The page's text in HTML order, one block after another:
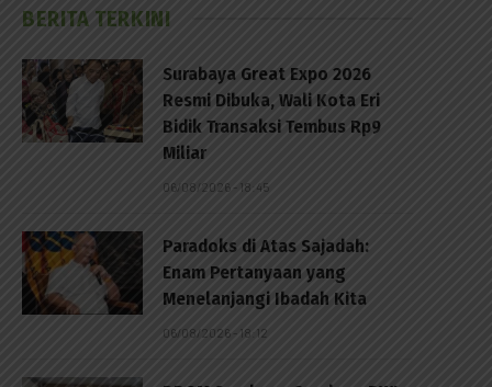
BERITA TERKINI
Surabaya Great Expo 2026
Resmi Dibuka, Wali Kota Eri
Bidik Transaksi Tembus Rp9
Miliar
06/08/2026 - 18:45
Paradoks di Atas Sajadah:
Enam Pertanyaan yang
Menelanjangi Ibadah Kita
06/08/2026 - 18:12